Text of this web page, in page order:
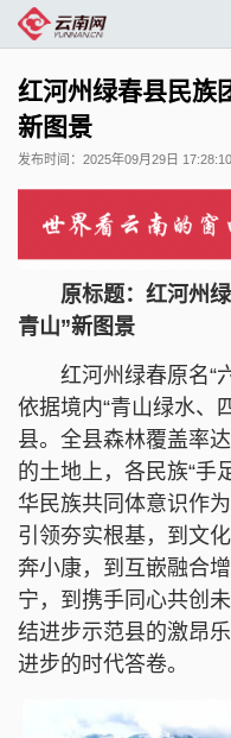
红河州绿春县民族
新图景
发布时间： 2025年09月29日 17:28:10
原标题：红河州
青山”新图景
红河州绿春原名“
依据境内“青山绿水、
县。全县森林覆盖率
的土地上，各民族“手
华民族共同体意识作
引领夯实根基，到文
奔小康，到互嵌融合
宁，到携手同心共创
结进步示范县的激昂
进步的时代答卷。